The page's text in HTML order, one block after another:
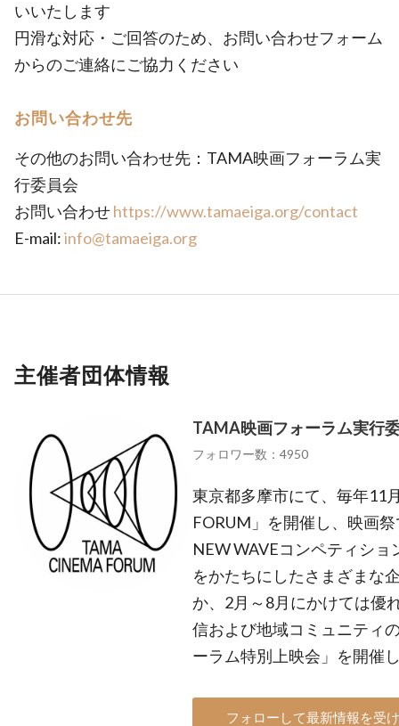
いいたします
円滑な対応・ご回答のため、お問い合わせフォーム
からのご連絡にご協力ください
お問い合わせ先
その他のお問い合わせ先：TAMA映画フォーラム実
行委員会
お問い合わせhttps://www.tamaeiga.org/contact
E-mail:info@tamaeiga.org
主催者団体情報
TAMA映画フォーラム実行
フォロワー数：4950
東京都多摩市にて、毎年11
FORUM」を開催し、映画
NEW WAVEコンペティシ
をかたちにしたさまざまな
か、2月～8月にかけては優
信および地域コミュニティ
ーラム特別上映会」を開催
フォローして最新情報を受